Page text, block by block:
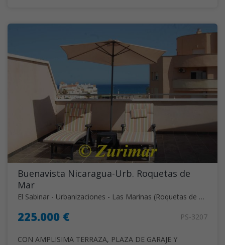
Buenavista Nicaragua-Urb. Roquetas de
Mar
El Sabinar - Urbanizaciones - Las Marinas (Roquetas de Mar)
225.000 € PS-3207
CON AMPLISIMA TERRAZA, PLAZA DE GARAJE Y